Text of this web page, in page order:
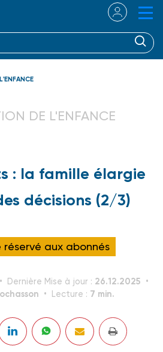
DE L'ENFANCE
: la famille élargie
décisions (2/3)
réservé aux abonnés
Dernière Mise à jour : 26.12.2025
Lecture : 7 min.